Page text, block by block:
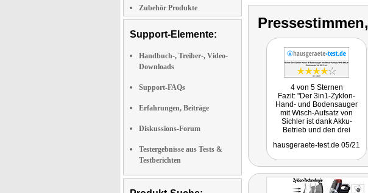
Zubehör Produkte
Support-Elemente:
Handbuch-, Treiber-, Video-
Downloads
Support-FAQs
Erfahrungen, Beiträge
Diskussions-Forum
Testergebnisse aus Tests &
Testberichten
4 von 5 Sternen
Fazit: "Der 3in1-Zyklon-
Hand- und Bodensauger
mit Wisch-Aufsatz von
Sichler ist dank Akku-
Betrieb und den drei
überall einsetzbar. Die
und die anschließende
Leerung/Reinigung schnell
erledigt."
hausgeraete-test.de 05/21